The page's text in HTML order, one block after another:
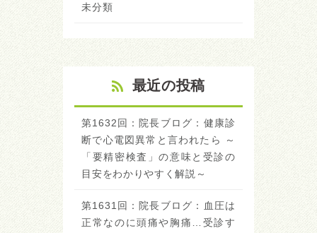
未分類
最近の投稿
第1632回：院長ブログ：健康診
断で心電図異常と言われたら ～
「要精密検査」の意味と受診の
目安をわかりやすく解説～
第1631回：院長ブログ：血圧は
正常なのに頭痛や胸痛…受診す